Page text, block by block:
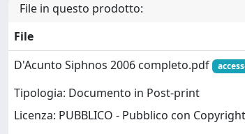
File in questo prodotto:
File
D'Acunto Siphnos 2006 completo.pdf
Tipologia: Documento in Post-print
Licenza: PUBBLICO - Pubblico con Copyright